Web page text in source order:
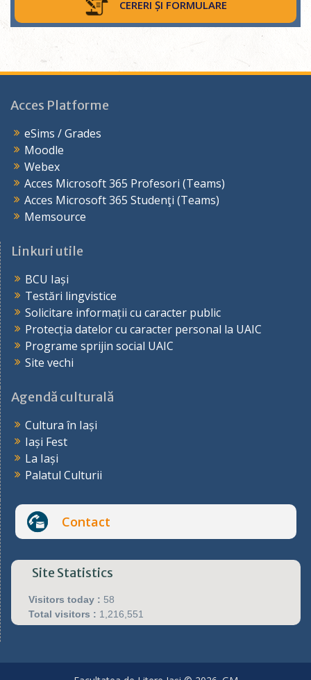
CERERI ȘI FORMULARE
Acces Platforme
eSims / Grades
Moodle
Webex
Acces Microsoft 365 Profesori (Teams)
Acces Microsoft 365 Studenţi (Teams)
Memsource
Linkuri utile
BCU Iași
Testări lingvistice
Solicitare informații cu caracter public
Protecția datelor cu caracter personal la UAIC
Programe sprijin social UAIC
Site vechi
Agendă culturală
Cultura în Iași
Iași Fest
La Iași
Palatul Culturii
Contact
Site Statistics
Visitors today : 58
Total visitors : 1,216,551